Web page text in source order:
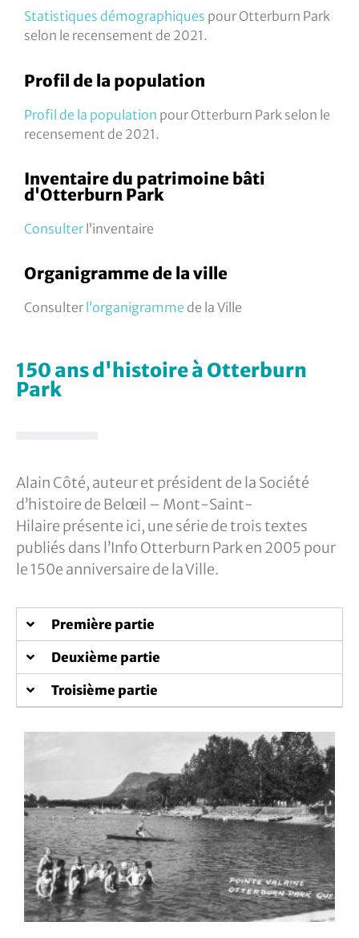
Statistiques démographiques pour Otterburn Park
selon le recensement de 2021.
Profil de la population
Profil de la population pour Otterburn Park selon le
recensement de 2021.
Inventaire du patrimoine bâti
d'Otterburn Park
Consulter l’inventaire
Organigramme de la ville
Consulter l’organigramme de la Ville
150 ans d'histoire à Otterburn
Park
Alain Côté, auteur et président de la Société
d’histoire de Belœil – Mont-Saint-
Hilaire présente ici, une série de trois textes
publiés dans l’Info Otterburn Park en 2005 pour
le 150e anniversaire de la Ville.
Première partie
Deuxième partie
Troisième partie